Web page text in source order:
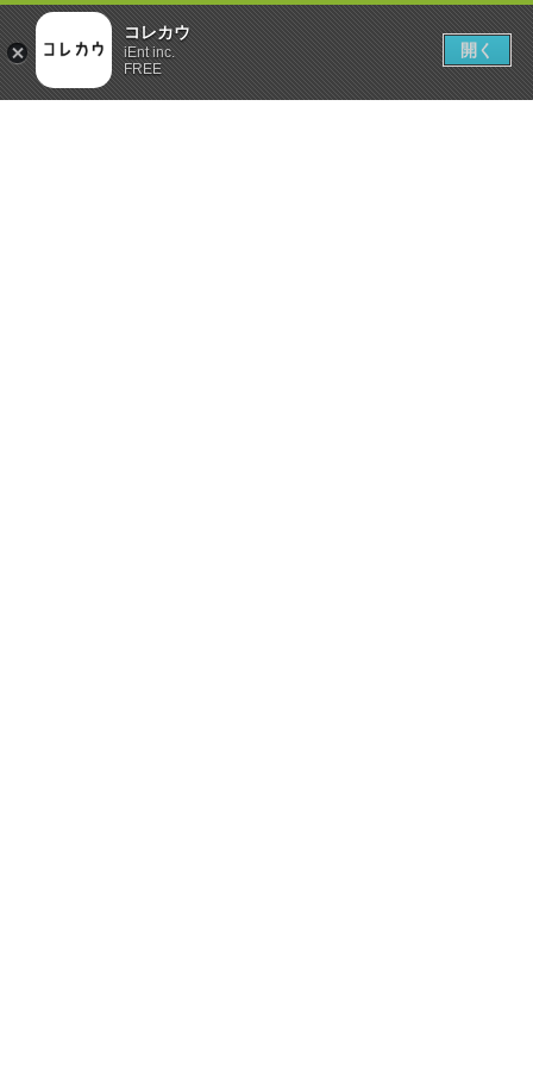
コレカウ
iEnt inc.
FREE
開く